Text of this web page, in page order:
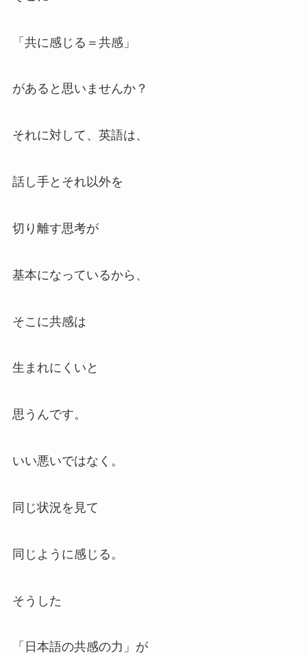
「共に感じる＝共感」
があると思いませんか？
それに対して、英語は、
話し手とそれ以外を
切り離す思考が
基本になっているから、
そこに共感は
生まれにくいと
思うんです。
いい悪いではなく。
同じ状況を見て
同じように感じる。
そうした
「日本語の共感の力」が